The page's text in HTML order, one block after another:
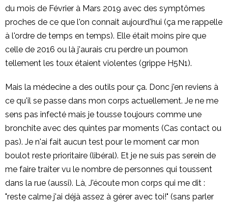
du mois de Février à Mars 2019 avec des symptômes
proches de ce que l'on connait aujourd'hui (ça me rappelle
à l'ordre de temps en temps). Elle était moins pire que
celle de 2016 ou là j'aurais cru perdre un poumon
tellement les toux étaient violentes (grippe H5N1).
Mais la médecine a des outils pour ça. Donc j'en reviens à
ce qu'il se passe dans mon corps actuellement. Je ne me
sens pas infecté mais je tousse toujours comme une
bronchite avec des quintes par moments (Cas contact ou
pas). Je n'ai fait aucun test pour le moment car mon
boulot reste prioritaire (libéral). Et je ne suis pas serein de
me faire traiter vu le nombre de personnes qui toussent
dans la rue (aussi). Là, J'écoute mon corps qui me dit :
"reste calme j'ai déjà assez à gérer avec toi!" (sans parler